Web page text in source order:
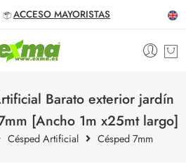
ACCESO MAYORISTAS
Barato exterior jardín
[Ancho 1m x25mt largo]
Césped Artificial Césped 7mm